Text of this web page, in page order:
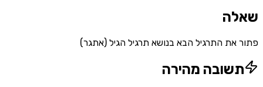
שאלה
פתור את התרגיל הבא בנושא תרגיל הגיל (אתגר)
תשובה מהירה